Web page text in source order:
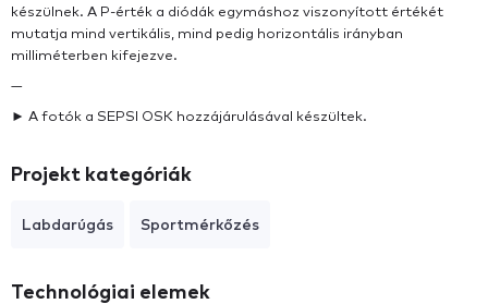
készülnek. A P-érték a diódák egymáshoz viszonyított értékét
mutatja mind vertikális, mind pedig horizontális irányban
milliméterben kifejezve.
—
► A fotók a SEPSI OSK hozzájárulásával készültek.
Projekt kategóriák
Labdarúgás Sportmérkőzés
Technológiai elemek